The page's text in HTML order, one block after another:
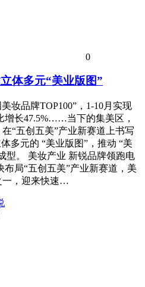
0
体多元“美业版图”
妆品牌TOP100”，1-10月实现
增长47.5%……当下的集美区，
“五创五美”产业新赛道上书写
多元的 “美业版图”，推动 “美
型。 美妆产业 新锐品牌领跑电
局“五创五美”产业新赛道，美
一，迎来快速…